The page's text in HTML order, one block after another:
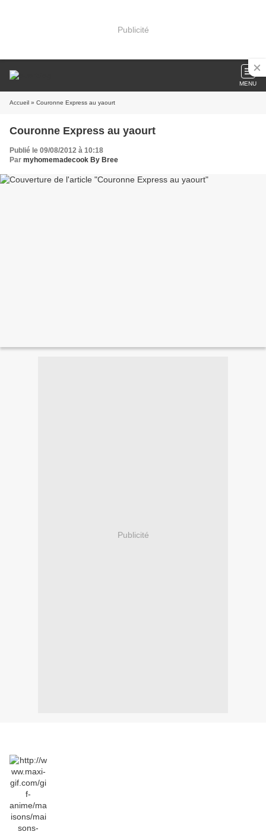
Publicité
MENU
Accueil » Couronne Express au yaourt
Couronne Express au yaourt
Publié le 09/08/2012 à 10:18
Par myhomemadecook By Bree
Publicité